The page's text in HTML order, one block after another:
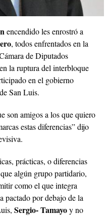
encendido les enrostró a
, todos enfrentados en la
de Diputados
la ruptura del interbloque
en el gobierno
San Luis.
son amigos a los que quiero
estas diferencias” dijo
prácticas, o diferencias
algún grupo partidario,
como el que integra
pactado por debajo de la
Sergio- Tamayoy no